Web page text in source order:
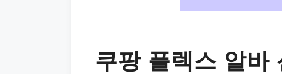
쿠팡 플렉스 알바